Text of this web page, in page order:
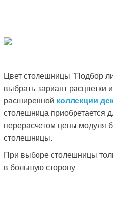
Цвет столешницы "Подбор
выбрать вариант расцветки
расширенной коллекции
столешница приобретается
перерасчетом цены модуля
столешницы.
При выборе столешницы
в большую сторону.